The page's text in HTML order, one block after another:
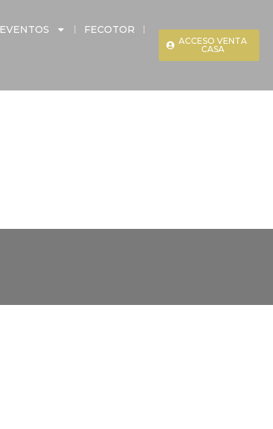
EVENTOS FECOTOR
ACCESO VENTA
CASA